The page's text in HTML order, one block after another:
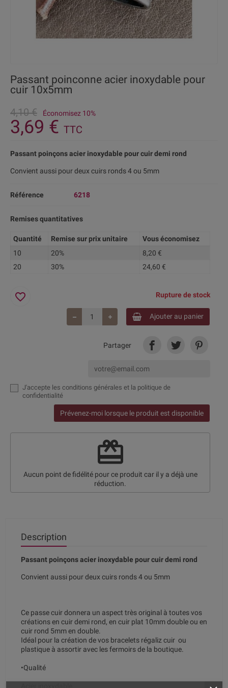
Passant poinconne acier inoxydable pour
cuir 10x5mm
4,10 €
Économisez 10%
3,69 € TTC
Passant poinçons acier inoxydable pour cuir demi rond
Convient aussi pour deux cuirs ronds 4 ou 5mm
Référence 6218
Remises quantitatives
Quantité Remise sur prix unitaire
Vous économisez
10
20%
8,20 €
20
30% 24,60 €
Rupture de stock
Ajouter au panier
favorite_border
Partager
J'accepte les conditions générales et la politique de
confidentialité
Prévenez-moi lorsque le produit est disponible
redeem
Aucun point de fidélité pour ce produit car il y a déjà une
réduction.
Description
Passant poinçons acier inoxydable pour cuir demi rond
Convient aussi pour deux cuirs ronds 4 ou 5mm
Ce passe cuir donnera un aspect très original à toutes vos
créations en cuir demi rond, en cuir plat 10mm double ou en
cuir rond 5mm en double.
Idéal pour la création de vos bracelets régaliz cuir ou
plastique à assortir avec les fermoirs de la boutique.
•Qualité